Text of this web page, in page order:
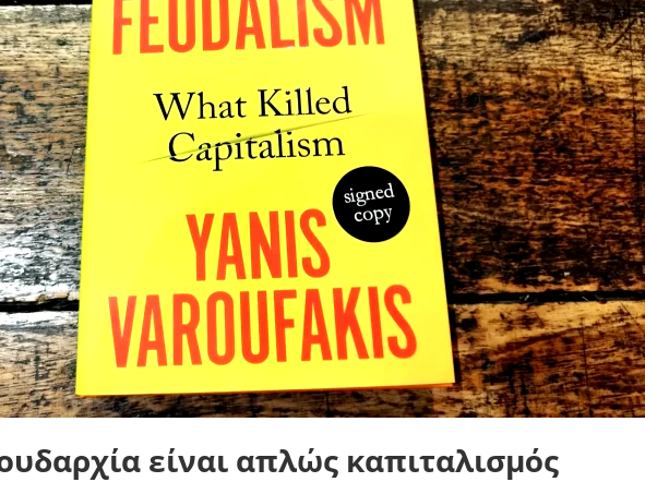
είναι απλώς καπιταλισμός